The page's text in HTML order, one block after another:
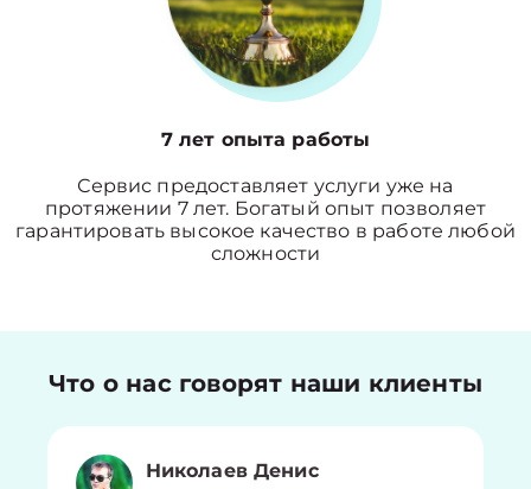
7 лет опыта работы
Сервис предоставляет услуги уже на
протяжении 7 лет. Богатый опыт позволяет
гарантировать высокое качество в работе любой
сложности
Что о нас говорят наши клиенты
Николаев Денис